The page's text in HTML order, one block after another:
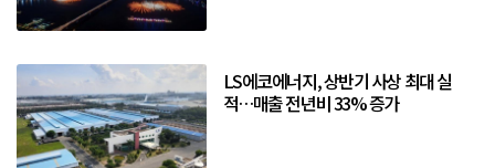
LS에코에너지, 상반기 사상 최대 실
적…매출 전년비 33% 증가